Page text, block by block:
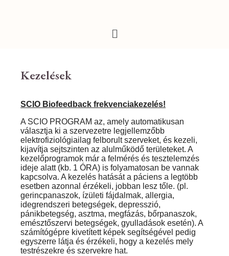
Kezelések
SCIO Biofeedback frekvenciakezelés!
A SCIO PROGRAM az, amely automatikusan
választja ki a szervezetre legjellemzőbb
elektrofiziológiailag felborult szerveket, és kezeli,
kijavítja sejtszinten az alulműködő területeket. A
kezelőprogramok már a felmérés és tesztelemzés
ideje alatt (kb. 1 ÓRA) is folyamatosan be vannak
kapcsolva. A kezelés hatását a páciens a legtöbb
esetben azonnal érzékeli, jobban lesz tőle. (pl.
gerincpanaszok, ízületi fájdalmak, allergia,
idegrendszeri betegségek, depresszió,
pánikbetegség, asztma, megfázás, bőrpanaszok,
emésztőszervi betegségek, gyulladások esetén). A
számítógépre kivetített képek segítségével pedig
egyszerre látja és érzékeli, hogy a kezelés mely
testrészekre és szervekre hat.